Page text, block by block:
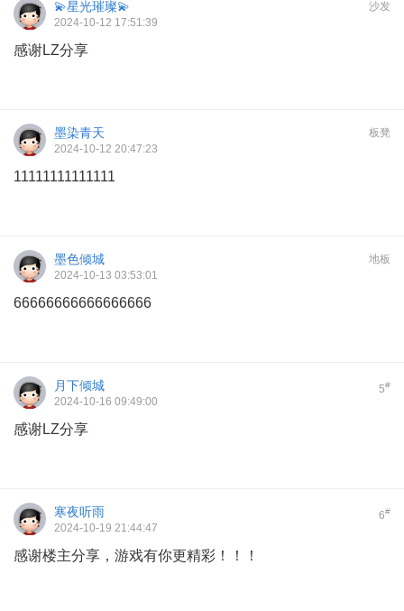
沙发
💫星光璀璨💫
2024-10-12 17:51:39
感谢LZ分享
板凳
墨染青天
2024-10-12 20:47:23
11111111111111
地板
墨色倾城
2024-10-13 03:53:01
66666666666666666
5#
月下倾城
2024-10-16 09:49:00
感谢LZ分享
6#
寒夜听雨
2024-10-19 21:44:47
感谢楼主分享，游戏有你更精彩！！！